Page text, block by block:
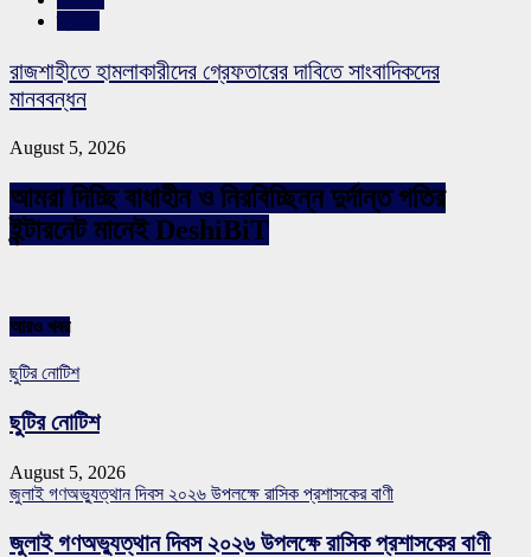
রাজশাহীতে হামলাকারীদের গ্রেফতারের দাবিতে সাংবাদিকদের
মানববন্ধন
August 5, 2026
আমরা দিচ্ছি বাধাহীন ও নিরবিচ্ছিন্ন দুর্দান্ত গতির
ইন্টারনেট মানেই DeshiBiT
আরও খবর
ছুটির নোটিশ
ছুটির নোটিশ
August 5, 2026
জুলাই গণঅভ্যুত্থান দিবস ২০২৬ উপলক্ষে রাসিক প্রশাসকের বাণী
জুলাই গণঅভ্যুত্থান দিবস ২০২৬ উপলক্ষে রাসিক প্রশাসকের বাণী